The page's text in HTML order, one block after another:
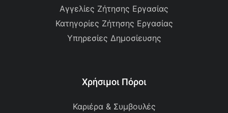
Αγγελίες Ζήτησης Εργασίας
Κατηγορίες Ζήτησης Εργασίας
Υπηρεσίες Δημοσίευσης
Χρήσιμοι Πόροι
Καριέρα & Συμβουλές